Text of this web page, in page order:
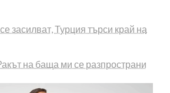
засилват, Турция търси край на
на баща ми се разпространи